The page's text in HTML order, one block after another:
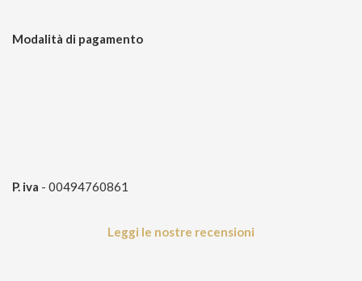
Modalità di pagamento
P. iva - 00494760861
Leggi le nostre recensioni